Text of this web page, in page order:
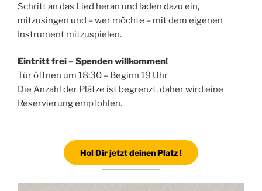
Schritt an das Lied heran und laden dazu ein,
mitzusingen und – wer möchte – mit dem eigenen
Instrument mitzuspielen.
Eintritt frei – Spenden willkommen!
Tür öffnen um 18:30 – Beginn 19 Uhr
Die Anzahl der Plätze ist begrenzt, daher wird eine
Reservierung empfohlen.
Hol Dir jetzt deinen Platz !